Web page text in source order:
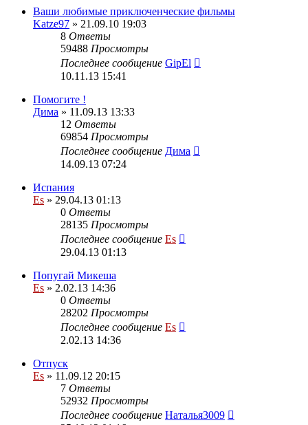
Ваши любимые приключенческие фильмы
Katze97 » 21.09.10 19:03
8 Ответы
59488 Просмотры
Последнее сообщение GipEl
10.11.13 15:41
Помогите !
Дима » 11.09.13 13:33
12 Ответы
69854 Просмотры
Последнее сообщение Дима
14.09.13 07:24
Испания
Es » 29.04.13 01:13
0 Ответы
28135 Просмотры
Последнее сообщение Es
29.04.13 01:13
Попугай Микеша
Es » 2.02.13 14:36
0 Ответы
28202 Просмотры
Последнее сообщение Es
2.02.13 14:36
Отпуск
Es » 11.09.12 20:15
7 Ответы
52932 Просмотры
Последнее сообщение Наталья3009